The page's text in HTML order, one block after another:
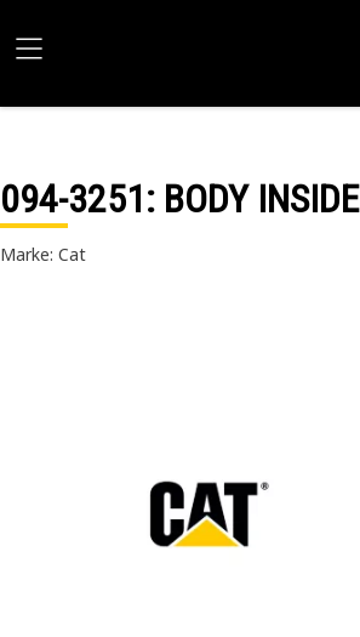
094-3251: BODY INSIDE
Marke: Cat